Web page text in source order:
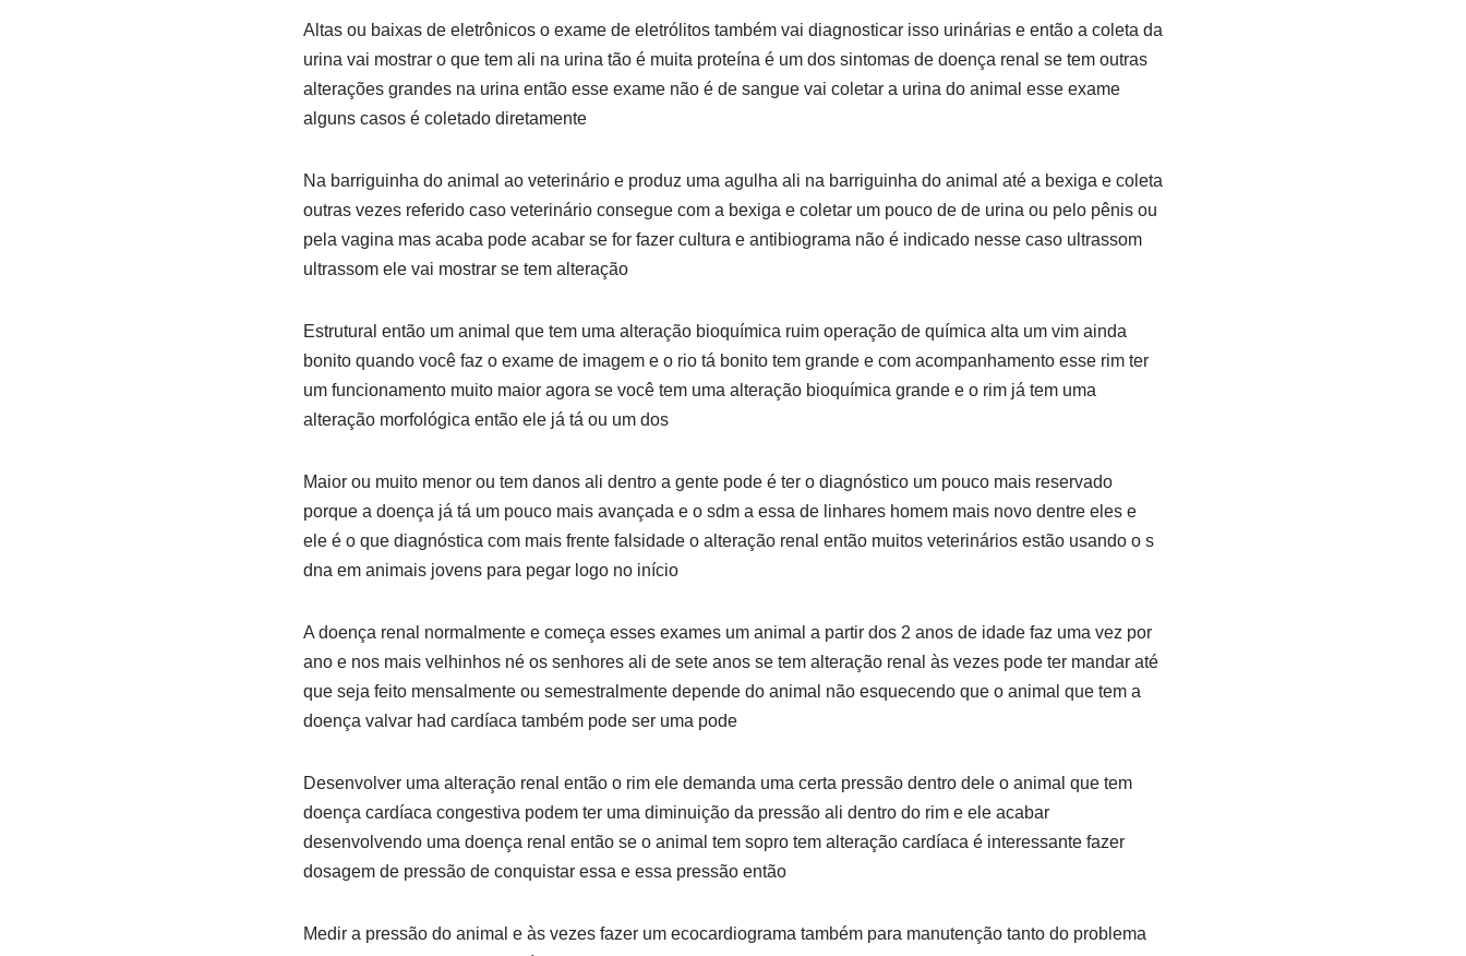
Altas ou baixas de eletrônicos o exame de eletrólitos também vai diagnosticar isso urinárias e então a coleta da
urina vai mostrar o que tem ali na urina tão é muita proteína é um dos sintomas de doença renal se tem outras
alterações grandes na urina então esse exame não é de sangue vai coletar a urina do animal esse exame
alguns casos é coletado diretamente
Na barriguinha do animal ao veterinário e produz uma agulha ali na barriguinha do animal até a bexiga e coleta
outras vezes referido caso veterinário consegue com a bexiga e coletar um pouco de de urina ou pelo pênis ou
pela vagina mas acaba pode acabar se for fazer cultura e antibiograma não é indicado nesse caso ultrassom
ultrassom ele vai mostrar se tem alteração
Estrutural então um animal que tem uma alteração bioquímica ruim operação de química alta um vim ainda
bonito quando você faz o exame de imagem e o rio tá bonito tem grande e com acompanhamento esse rim ter
um funcionamento muito maior agora se você tem uma alteração bioquímica grande e o rim já tem uma
alteração morfológica então ele já tá ou um dos
Maior ou muito menor ou tem danos ali dentro a gente pode é ter o diagnóstico um pouco mais reservado
porque a doença já tá um pouco mais avançada e o sdm a essa de linhares homem mais novo dentre eles e
ele é o que diagnóstica com mais frente falsidade o alteração renal então muitos veterinários estão usando o s
dna em animais jovens para pegar logo no início
A doença renal normalmente e começa esses exames um animal a partir dos 2 anos de idade faz uma vez por
ano e nos mais velhinhos né os senhores ali de sete anos se tem alteração renal às vezes pode ter mandar até
que seja feito mensalmente ou semestralmente depende do animal não esquecendo que o animal que tem a
doença valvar had cardíaca também pode ser uma pode
Desenvolver uma alteração renal então o rim ele demanda uma certa pressão dentro dele o animal que tem
doença cardíaca congestiva podem ter uma diminuição da pressão ali dentro do rim e ele acabar
desenvolvendo uma doença renal então se o animal tem sopro tem alteração cardíaca é interessante fazer
dosagem de pressão de conquistar essa e essa pressão então
Medir a pressão do animal e às vezes fazer um ecocardiograma também para manutenção tanto do problema